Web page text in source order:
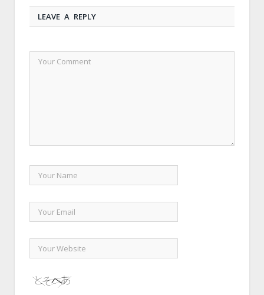
LEAVE A REPLY